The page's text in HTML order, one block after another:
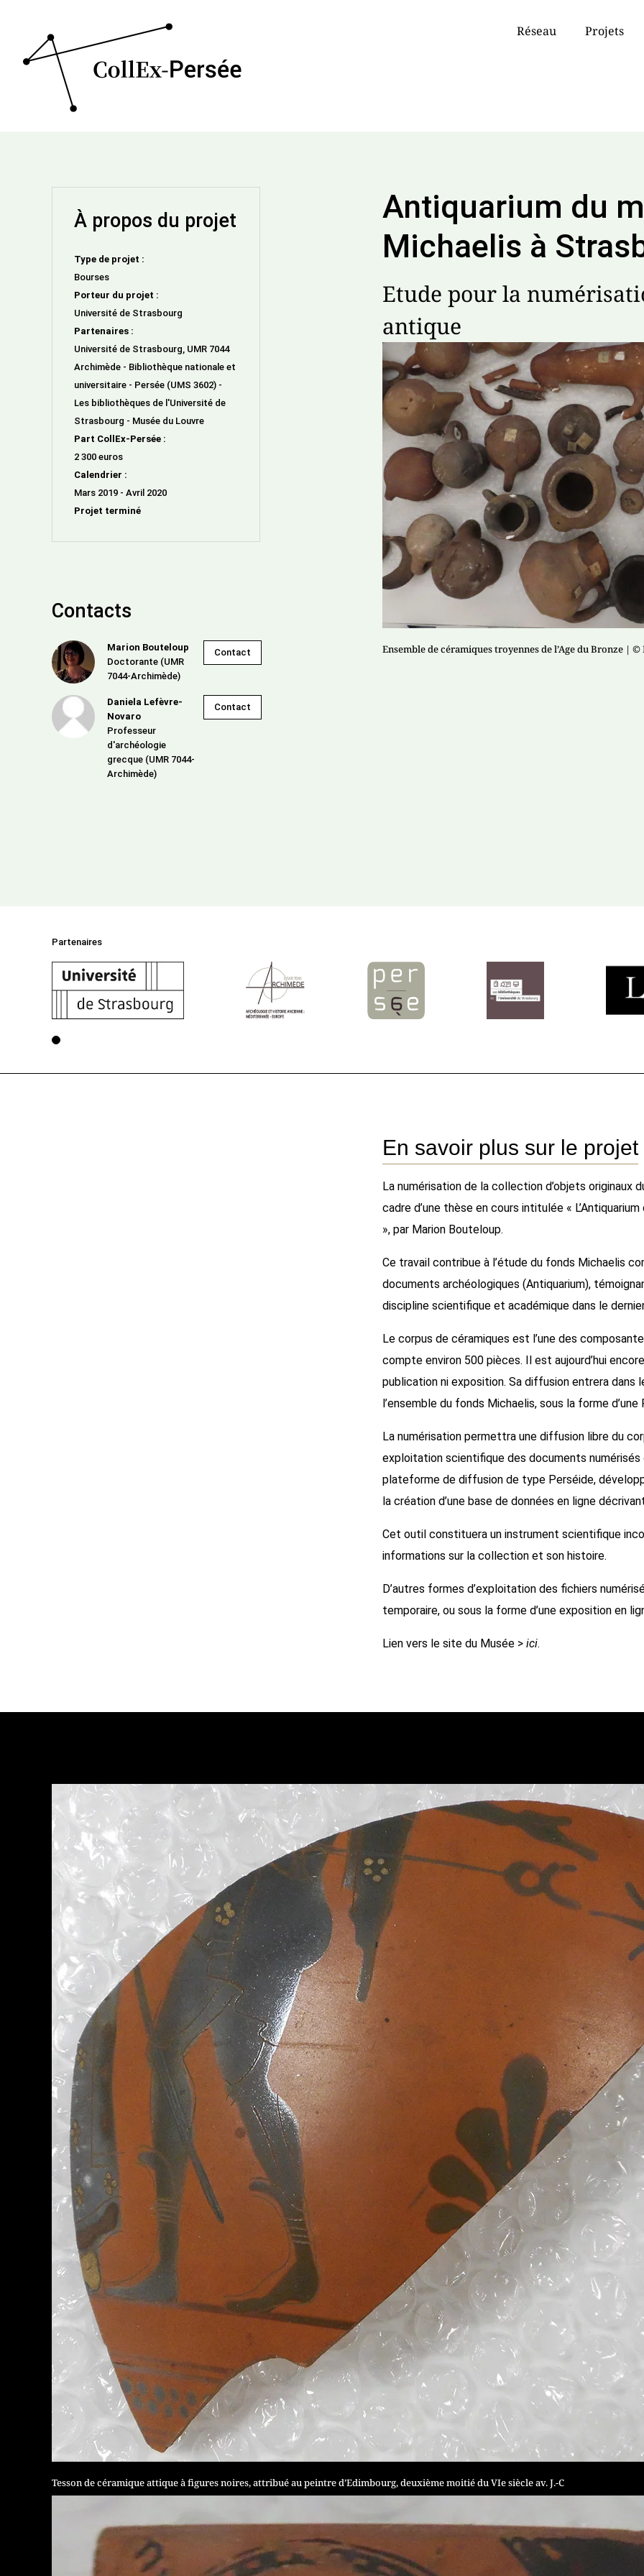
Réseau Projets
Antiquarium du
Michaelis à
Etude pour la
antique
Ensemble de céramiques troyennes de l’Age du Bronze | ©
À propos du projet
Type de projet :
Bourses
Porteur du projet :
Université de Strasbourg
Partenaires :
Université de Strasbourg, UMR 7044
Archimède - Bibliothèque nationale et
universitaire - Persée (UMS 3602) -
Les bibliothèques de l'Université de
Strasbourg - Musée du Louvre
Part CollEx-Persée :
2 300 euros
Calendrier :
Mars 2019 - Avril 2020
Projet terminé
Contacts
Marion Bouteloup
Doctorante (UMR
7044-Archimède)
Contact
Daniela Lefèvre-
Novaro
Professeur
d'archéologie
grecque (UMR 7044-
Archimède)
Contact
Partenaires
Voir la page 1
En savoir plus sur le projet
La numérisation de la collection d’objets originaux
cadre d’une thèse en cours intitulée «
», par Marion Bouteloup.
Ce travail contribue à l’étude du fonds Michaelis
documents archéologiques (Antiquarium),
discipline scientifique et académique dans le
Le corpus de céramiques est l’une des
compte environ 500 pièces. Il est aujourd’hui
publication ni exposition. Sa diffusion entrera dans
l’ensemble du fonds Michaelis, sous la forme d’une
La numérisation permettra une diffusion libre du
exploitation scientifique des documents
plateforme de diffusion de type Perséide,
la création d’une base de données en ligne
Cet outil constituera un instrument scientifique
informations sur la collection et son histoire.
D’autres formes d’exploitation des fichiers
temporaire, ou sous la forme d’une exposition en
Lien vers le site du Musée > ici.
Tesson de céramique attique à figures noires, attribué au peintre d’Edimbourg, deuxième moitié du VIe siècle av. J.-C